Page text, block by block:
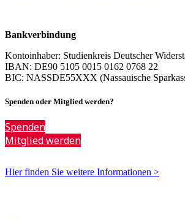
Bankverbindung
Kontoinhaber: Studienkreis Deutscher
IBAN: DE90 5105 0015 0162 0768 22
BIC: NASSDE55XXX (Nassauische
Spenden oder Mitglied werden?
Spenden
Mitglied werden
Hier finden Sie weitere Informationen >